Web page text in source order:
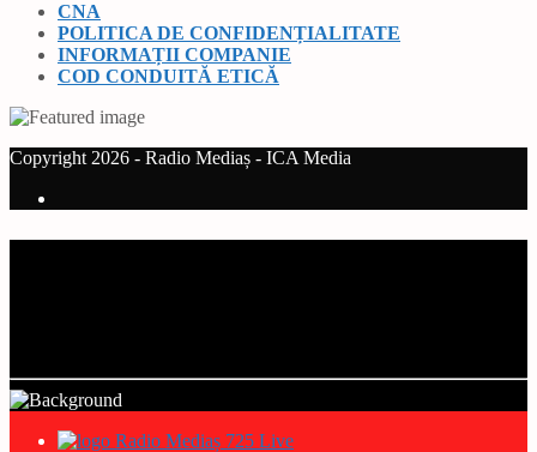
CNA
POLITICA DE CONFIDENȚIALITATE
INFORMAȚII COMPANIE
COD CONDUITĂ ETICĂ
Copyright 2026 - Radio Mediaș - ICA Media
Radio Mediaș 725 Live